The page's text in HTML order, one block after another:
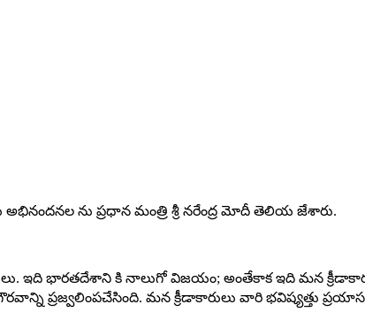
అభినందనల ను ప్రధాన మంత్రి శ్రీ నరేంద్ర మోదీ తెలియ జేశారు.
ఇది భారతదేశాని కి నాలుగో విజయం; అంతేకాక ఇది మన
ప్రజ్వలింపచేసింది. మన క్రీడాకారులు వారి భవిష్యత్తు